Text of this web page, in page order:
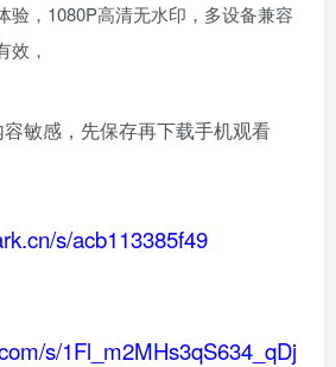
验，1080P高清无水印，多设备兼容
效，
敏感，先保存再下载手机观看
s/acb113385f49
s/1Fl_m2MHs3qS634_qDj